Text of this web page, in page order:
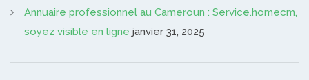
Annuaire professionnel au Cameroun : Service.homecm,
soyez visible en ligne janvier 31, 2025